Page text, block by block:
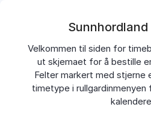
Velkommen til siden for
ut skjemaet for å bestille
Felter markert med stjerne
timetype i rullgardinmenyen